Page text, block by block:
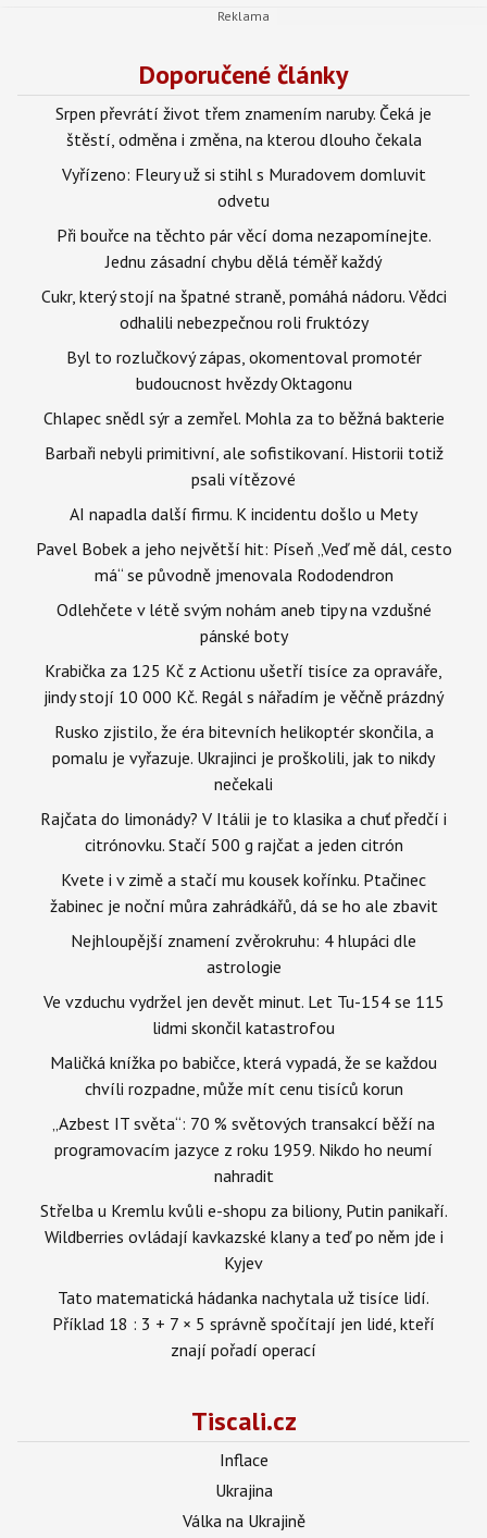
Doporučené články
Srpen převrátí život třem znamením naruby. Čeká je
štěstí, odměna i změna, na kterou dlouho čekala
Vyřízeno: Fleury už si stihl s Muradovem domluvit
odvetu
Při bouřce na těchto pár věcí doma nezapomínejte.
Jednu zásadní chybu dělá téměř každý
Cukr, který stojí na špatné straně, pomáhá nádoru. Vědci
odhalili nebezpečnou roli fruktózy
Byl to rozlučkový zápas, okomentoval promotér
budoucnost hvězdy Oktagonu
Chlapec snědl sýr a zemřel. Mohla za to běžná bakterie
Barbaři nebyli primitivní, ale sofistikovaní. Historii totiž
psali vítězové
AI napadla další firmu. K incidentu došlo u Mety
Pavel Bobek a jeho největší hit: Píseň „Veď mě dál, cesto
má“ se původně jmenovala Rododendron
Odlehčete v létě svým nohám aneb tipy na vzdušné
pánské boty
Krabička za 125 Kč z Actionu ušetří tisíce za opraváře,
jindy stojí 10 000 Kč. Regál s nářadím je věčně prázdný
Rusko zjistilo, že éra bitevních helikoptér skončila, a
pomalu je vyřazuje. Ukrajinci je proškolili, jak to nikdy
nečekali
Rajčata do limonády? V Itálii je to klasika a chuť předčí i
citrónovku. Stačí 500 g rajčat a jeden citrón
Kvete i v zimě a stačí mu kousek kořínku. Ptačinec
žabinec je noční můra zahrádkářů, dá se ho ale zbavit
Nejhloupější znamení zvěrokruhu: 4 hlupáci dle
astrologie
Ve vzduchu vydržel jen devět minut. Let Tu-154 se 115
lidmi skončil katastrofou
Maličká knížka po babičce, která vypadá, že se každou
chvíli rozpadne, může mít cenu tisíců korun
„Azbest IT světa“: 70 % světových transakcí běží na
programovacím jazyce z roku 1959. Nikdo ho neumí
nahradit
Střelba u Kremlu kvůli e-shopu za biliony, Putin panikaří.
Wildberries ovládají kavkazské klany a teď po něm jde i
Kyjev
Tato matematická hádanka nachytala už tisíce lidí.
Příklad 18 : 3 + 7 × 5 správně spočítají jen lidé, kteří
znají pořadí operací
Tiscali.cz
Inflace
Ukrajina
Válka na Ukrajině